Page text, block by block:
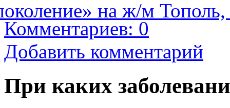
на ж/м Тополь,
Комментариев: 0
Добавить комментарий
При каких